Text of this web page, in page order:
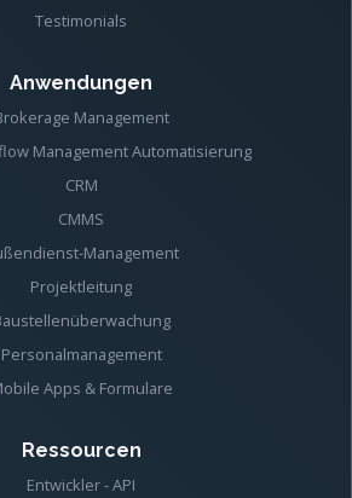
Testimonials
Anwendungen
Management
Management Automatisierung
CRM
CMMS
Management
Projektleitung
Personalmanagement
Apps & Formulare
Ressourcen
Entwickler - API